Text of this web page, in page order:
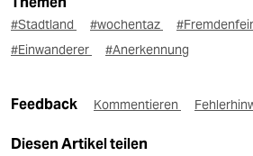
#Stadtland #wochentaz
#Einwanderer
#Anerkennung
Feedback Kommentieren
Diesen Artikel teilen